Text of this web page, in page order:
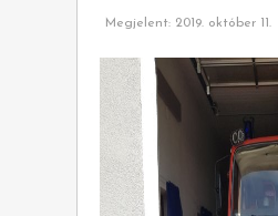
Megjelent: 2019. október 11.